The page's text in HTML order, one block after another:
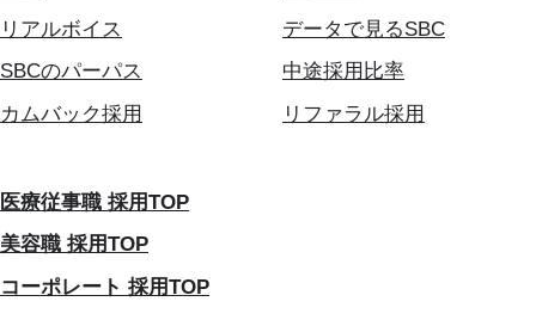
リアルボイス
データで見るSBC
SBCのパーパス
中途採用比率
カムバック採用
リファラル採用
医療従事職 採用TOP
美容職 採用TOP
コーポレート 採用TOP